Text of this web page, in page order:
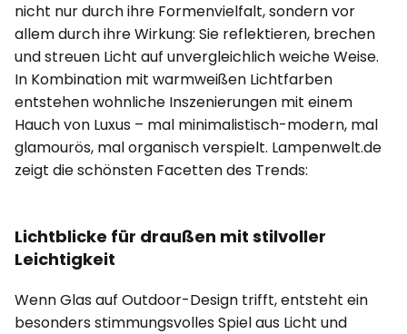
nicht nur durch ihre Formenvielfalt, sondern vor
allem durch ihre Wirkung: Sie reflektieren, brechen
und streuen Licht auf unvergleichlich weiche Weise.
In Kombination mit warmweißen Lichtfarben
entstehen wohnliche Inszenierungen mit einem
Hauch von Luxus – mal minimalistisch-modern, mal
glamourös, mal organisch verspielt. Lampenwelt.de
zeigt die schönsten Facetten des Trends:
Lichtblicke für draußen mit stilvoller
Leichtigkeit
Wenn Glas auf Outdoor-Design trifft, entsteht ein
besonders stimmungsvolles Spiel aus Licht und